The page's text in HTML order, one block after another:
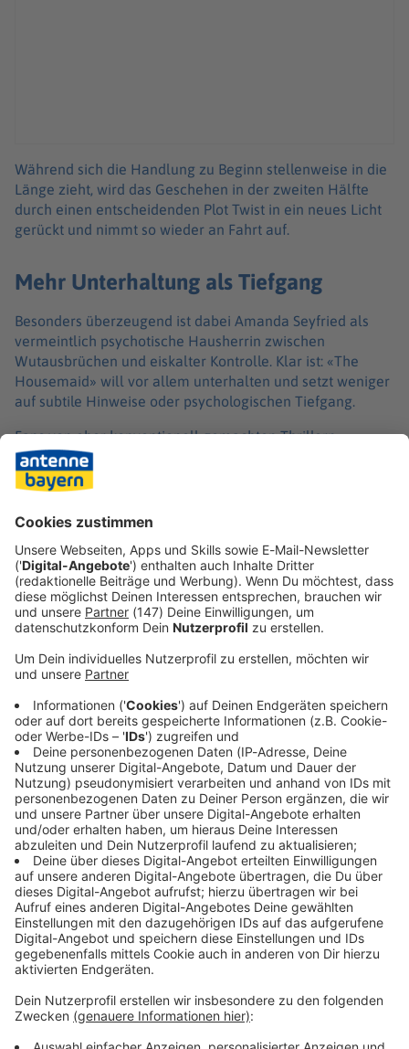
Während sich die Handlung zu Beginn stellenweise in die
Länge zieht, wird das Geschehen in der zweiten Hälfte
durch einen entscheidenden Plot Twist in ein neues Licht
gerückt und nimmt so wieder an Fahrt auf.
Mehr Unterhaltung als Tiefgang
Besonders überzeugend ist dabei Amanda Seyfried als
vermeintlich psychotische Hausherrin zwischen
Wutausbrüchen und eiskalter Kontrolle. Klar ist: «The
Housemaid» will vor allem unterhalten und setzt weniger
auf subtile Hinweise oder psychologischen Tiefgang.
Fans von eher konventionell gemachten Thrillern
kommen bei dem rund zweistündigen Film auf ihre
Kosten. Und auch Sweeney dürfte sich mit Blick auf ihre
Karriere freuen: Laut dem Branchenblatt «Variety» soll die
Produktion der Fortsetzung bereits im Laufe des Jahres
Immer auf dem Laufenden
bleiben!
Verpass' nichts mehr - mit unserem kostenlosen
ANTENNE BAYERN Newsletter. Ob Nachrichten,
Lifestyle oder unsere neuesten Aktionen - wir
informieren dich.